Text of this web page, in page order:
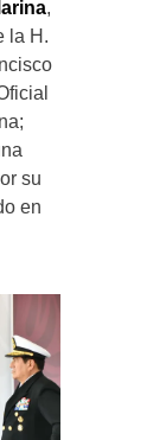
,
la H.
su
en